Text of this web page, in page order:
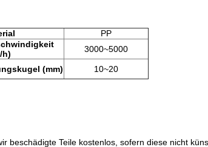
PP
h)
3000~5000
(mm) 10~20
Teile kostenlos, sofern diese nicht